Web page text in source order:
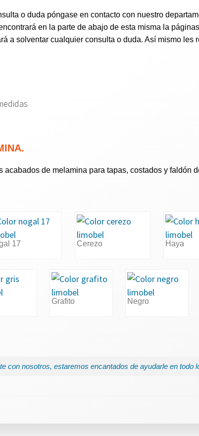
o duda póngase en contacto con nuestro
en la parte de abajo de esta misma la
a solventar cualquier consulta o duda. Así mismo
acabados de melamina para tapas, costados y faldón
17
Cerezo Haya
Grafito Negro
con nosotros, estaremos encantados de ayudarle en todo